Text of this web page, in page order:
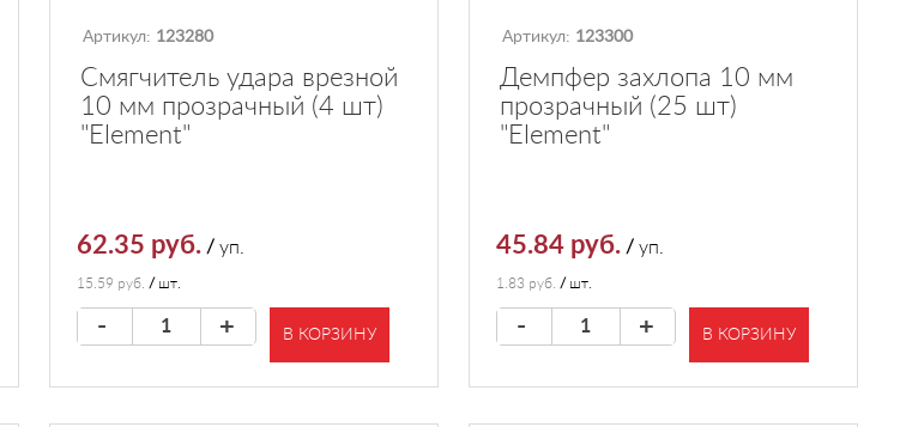
Артикул: 123280
Смягчитель удара врезной
10 мм прозрачный (4 шт)
"Element"
62.35 руб./ уп.
15.59 руб. / шт.
- + В КОРЗИНУ
Артикул: 123300
Демпфер захлопа 10 мм
прозрачный (25 шт)
"Element"
45.84 руб./ уп.
1.83 руб. / шт.
- + В КОРЗИНУ